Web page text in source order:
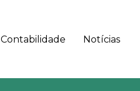
Contabilidade Notícias